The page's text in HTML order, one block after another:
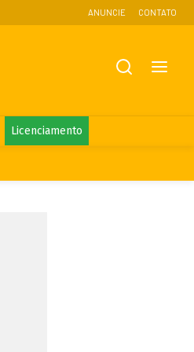
ANUNCIE CONTATO
Licenciamento